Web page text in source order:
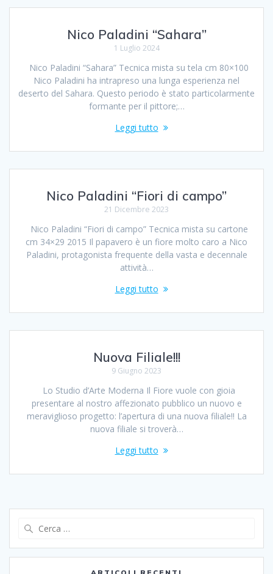
Nico Paladini “Sahara”
1 Luglio 2024
Nico Paladini “Sahara” Tecnica mista su tela cm 80×100
Nico Paladini ha intrapreso una lunga esperienza nel
deserto del Sahara. Questo periodo è stato particolarmente
formante per il pittore;…
Leggi tutto
Nico Paladini “Fiori di campo”
21 Dicembre 2023
Nico Paladini “Fiori di campo” Tecnica mista su cartone
cm 34×29 2015 Il papavero è un fiore molto caro a Nico
Paladini, protagonista frequente della vasta e decennale
attività…
Leggi tutto
Nuova Filiale!!!
9 Giugno 2023
Lo Studio d’Arte Moderna Il Fiore vuole con gioia
presentare al nostro affezionato pubblico un nuovo e
meraviglioso progetto: l’apertura di una nuova filiale!! La
nuova filiale si troverà…
Leggi tutto